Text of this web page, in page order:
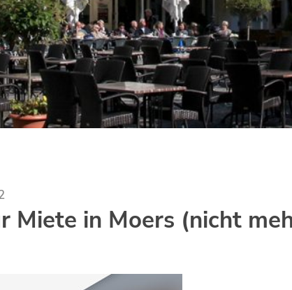
Miete in Moers (nicht